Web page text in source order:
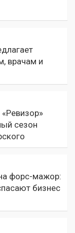
врачам и
сезон
форс-мажор:
бизнес